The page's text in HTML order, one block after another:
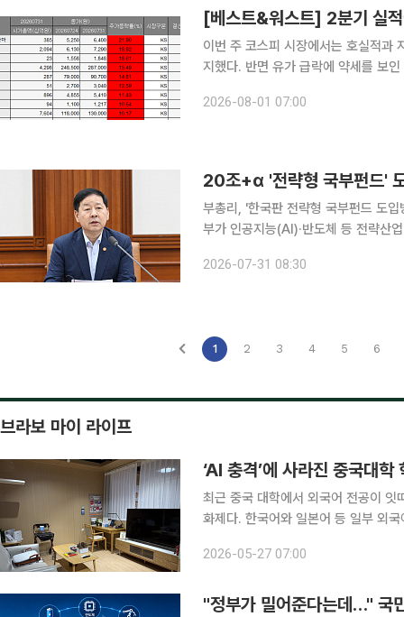
이번 주 코스피 시장에서는 호실적과
지했다. 반면 유가 급락에 약세를 보
(24일) 대비 95.17p(1.42%) 내린
2026-08-01 07:00
20조+α '전략형 국부펀드'
부총리, '한국판 전략형 국부펀드 도
부가 인공지능(AI)·반도체 등 전략산
상이다. 해외 금융자산에 투자해 수익
2026-07-31 08:30
1 2 3 4 5 6
브라보 마이 라이프
‘AI 충격’에 사라진 중국대
최근 중국 대학에서 외국어 전공이 잇
화제다. 한국어와 일본어 등 일부 외
어드는 한편, 초고령사회에 대비한 스
2026-05-27 07:00
"정부가 밀어준다는데…" 국